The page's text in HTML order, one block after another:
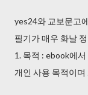
yes24와 교보문고
필기가 매우 화날
1. 목적 : ebook에
개인 사용 목적이며